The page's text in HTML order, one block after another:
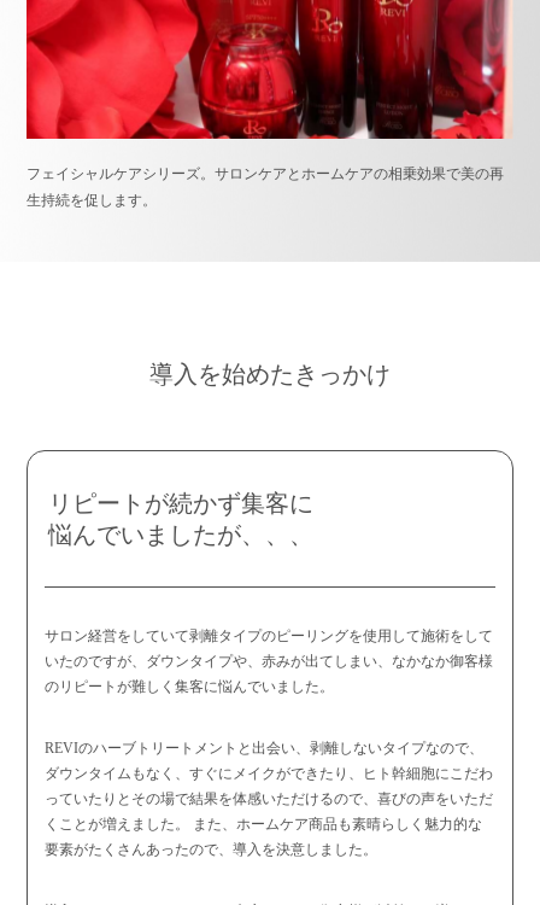
フェイシャルケアシリーズ。サロンケアとホームケアの相乗効果で美の再
生持続を促します。
導入を始めたきっかけ
リピートが続かず集客に
悩んでいましたが、、、
サロン経営をしていて剥離タイプのピーリングを使用して施術をして
いたのですが、ダウンタイプや、赤みが出てしまい、なかなか御客様
のリピートが難しく集客に悩んでいました。
REVIのハーブトリートメントと出会い、剥離しないタイプなので、
ダウンタイムもなく、すぐにメイクができたり、ヒト幹細胞にこだわ
っていたりとその場で結果を体感いただけるので、喜びの声をいただ
くことが増えました。 また、ホームケア商品も素晴らしく魅力的な
要素がたくさんあったので、導入を決意しました。